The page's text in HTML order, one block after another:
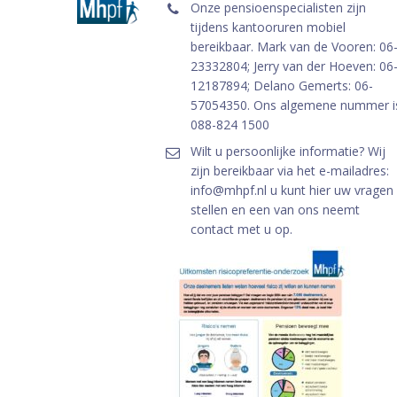
Onze pensioenspecialisten zijn
tijdens kantooruren mobiel
bereikbaar. Mark van de Vooren: 06-
23332804; Jerry van der Hoeven: 06-
12187894; Delano Gemerts: 06-
57054350. Ons algemene nummer
088-824 1500
Wilt u persoonlijke informatie? Wij
zijn bereikbaar via het e-mailadres:
info@mhpf.nl u kunt hier uw vragen
stellen en een van ons neemt
contact met u op.